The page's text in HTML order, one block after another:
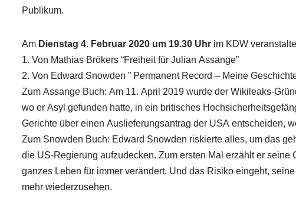
Publikum.
Am Dienstag 4. Februar 2020 um 19.30 Uhr im KDW
1. Von Mathias Brökers “Freiheit für Julian Assange”
2. Von Edward Snowden ” Permanent Record – Meine
Zum Assange Buch: Am 11. April 2019 wurde der Wikileaks-
wo er Asyl gefunden hatte, in ein britisches
Gerichte über einen Auslieferungsantrag der USA entscheiden,
Zum Snowden Buch: Edward Snowden riskierte alles, um das
die US-Regierung aufzudecken. Zum ersten Mal erzählt er
ganzes Leben für immer verändert. Und das Risiko eingeht,
mehr wiederzusehen.